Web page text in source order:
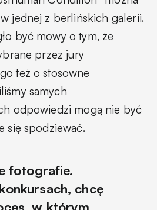
jednej z berlińskich galerii.
być mowy o tym, że
przez jury
też o stosowne
samych
odpowiedzi mogą nie być
się spodziewać.
fotografie.
chcę
w którym